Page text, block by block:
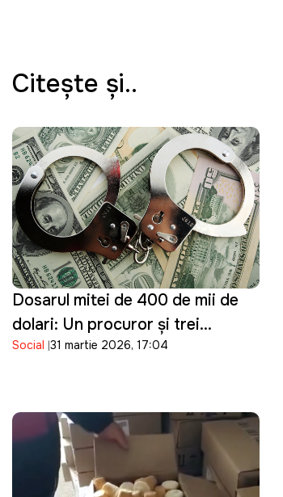
Citeşte şi..
Dosarul mitei de 400 de mii de
dolari: Un procuror și trei
angajați ai poliției au fost reținuți
Social 31 martie 2026, 17:04